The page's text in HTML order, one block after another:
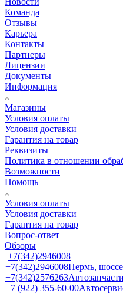
Команда
Отзывы
Карьера
Контакты
Партнеры
Лицензии
Документы
Информация
Магазины
Условия оплаты
Условия доставки
Гарантия на товар
Реквизиты
Политика в отношении
Возможности
Помощь
Условия оплаты
Условия доставки
Гарантия на товар
Вопрос-ответ
Обзоры
+7(342)2946008
+7(342)2946008Пермь,
+7(342)2576263
+7 (922) 355-60-00